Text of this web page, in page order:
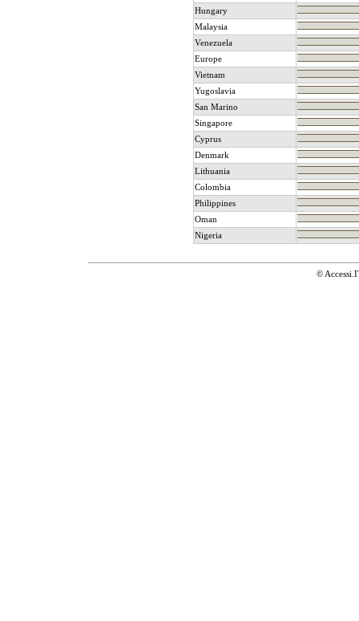
Hungary
Malaysia
Venezuela
Europe
Vietnam
Yugoslavia
San Marino
Singapore
Cyprus
Denmark
Lithuania
Colombia
Philippines
Oman
Nigeria
©